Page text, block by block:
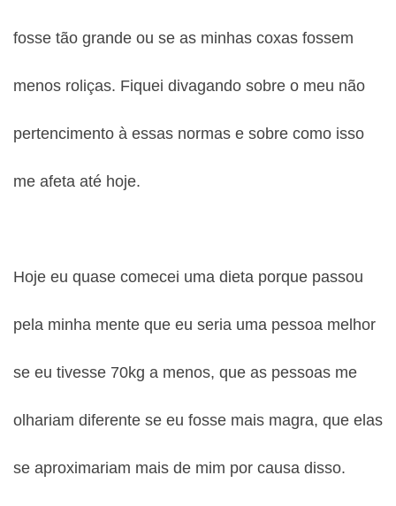
fosse tão grande ou se as minhas coxas fossem
menos roliças. Fiquei divagando sobre o meu não
pertencimento à essas normas e sobre como isso
me afeta até hoje.
Hoje eu quase comecei uma dieta porque passou
pela minha mente que eu seria uma pessoa melhor
se eu tivesse 70kg a menos, que as pessoas me
olhariam diferente se eu fosse mais magra, que elas
se aproximariam mais de mim por causa disso.